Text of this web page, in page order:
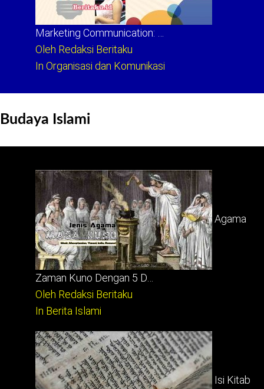
Marketing Communication: …
Oleh Redaksi Beritaku
In Organisasi dan Komunikasi
Budaya Islami
Agama
Zaman Kuno Dengan 5 D…
Oleh Redaksi Beritaku
In Berita Islami
Isi Kitab